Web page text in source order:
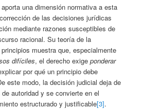
una dimensión normativa a esta
de las decisiones jurídicas
mediante razones susceptibles de
racional. Su teoría de la
muestra que, especialmente
difíciles, el derecho exigeponderar
por qué un principio debe
este modo, la decisión judicial deja de
autoridad y se convierte en el
estructurado y justificable[3].